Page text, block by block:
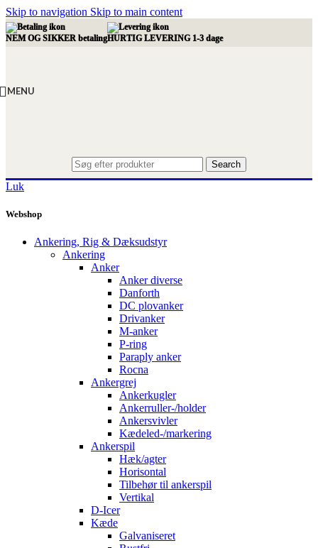
Skip to navigation Skip to main content
NEM OG SIKKER betalingHURTIG LEVERING 1-3 dage
MENU
Search
Luk
Webshop
Ankering, Rig & Dæksudstyr
Ankering
Anker
Anker diverse
Danforth
DC plovanker
Drivanker
M-anker
P-ring
Paraply anker
Rocna
Ankergrej
Ankerkugler
Ankerruller-/holder
Ankersvivler
Kædeled-/markering
Ankerspil
Hæk/agter
Horisontal
Tilbehør til ankerspil
Vertikal
D-Icer
Kæde
Galvaniseret